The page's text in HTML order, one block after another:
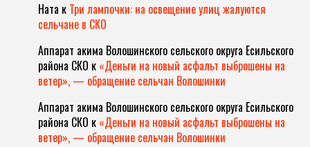
Ната к Три лампочки: на освещение улиц жалуются
сельчане в СКО
Аппарат акима Волошинского сельского округа Есильского
района СКО к «Деньги на новый асфальт выброшены на
ветер», — обращение сельчан Волошинки
Аппарат акима Волошинского сельского округа Есильского
района СКО к «Деньги на новый асфальт выброшены на
ветер», — обращение сельчан Волошинки